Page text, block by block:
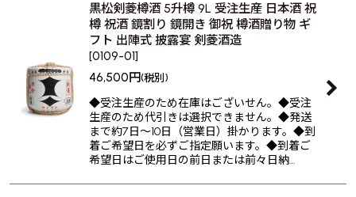
黒松剣菱樽酒 5升樽 9L 受注生産 日本酒 祝
樽 祝酒 鏡割り 鏡開き 御祝 樽酒贈り物 ギ
フト 出陣式 披露宴 剣菱酒造
[0109-01]
46,500円(税別)
◆受注生産のため在庫はございせん。◆受注
生産のため代引きは選択できません。◆発送
まで約7日〜10日（営業日）掛かります。◆到
着ご希望日を必ずご指定願います。◆到着ご
希望日はご使用日の前日または前々日納…